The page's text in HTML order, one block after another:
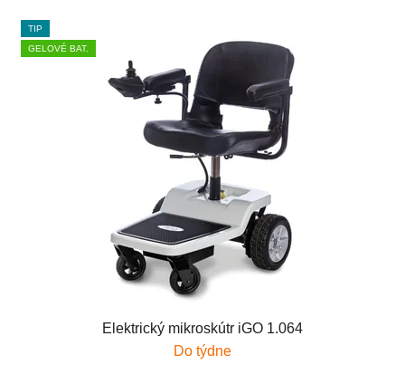
TIP
GELOVÉ BAT.
Elektrický mikroskútr iGO 1.064
Do týdne